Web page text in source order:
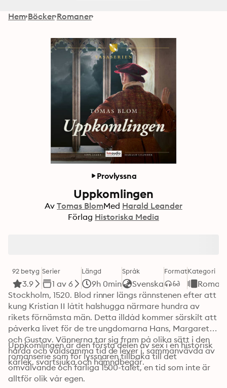
Hem Böcker Romaner
Provlyssna
Uppkomlingen
Av Tomas BlomMed Harald Leander
Förlag Historiska Media
92 betyg
3.9
Serier
1 av 6
Längd
9h 0min
Språk
Svenska
FormatKategori
Stockholm, 1520. Blod rinner längs rännstenen efter att
kung Kristian II låtit halshugga närmare hundra av
rikets förnämsta män. Detta illdåd kommer särskilt att
påverka livet för de tre ungdomarna Hans, Margareta
och Gustav. Vännerna tar sig fram på olika sätt i den
hårda och våldsamma tid de lever i, sammanvävda av
kärlek, svartsjuka och hämndbegär.
Uppkomlingen är den första delen av sex i en historisk
romanserie som för lyssnaren tillbaka till det
omvälvande och farliga 1500-talet, en tid som inte är
alltför olik vår egen.